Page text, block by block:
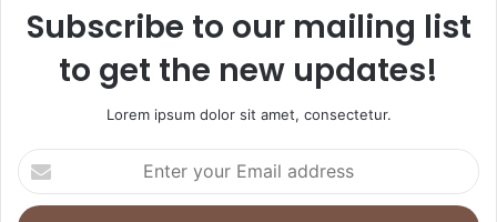
k
m
Subscribe to our mailing list
to get the new updates!
Lorem ipsum dolor sit amet, consectetur.
E
n